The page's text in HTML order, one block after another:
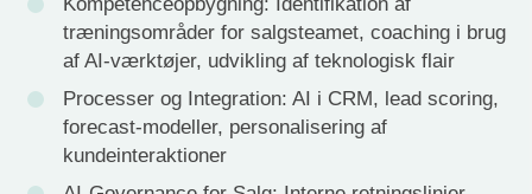
træningsområder for salgsteamet, coaching i brug
af AI-værktøjer, udvikling af teknologisk flair
Processer og Integration: AI i CRM, lead scoring,
forecast-modeller, personalisering af
kundeinteraktioner